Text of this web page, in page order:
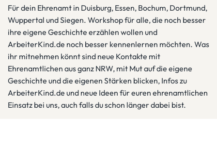
Für dein Ehrenamt in Duisburg, Essen, Bochum, Dortmund,
Wuppertal und Siegen. Workshop für alle, die noch besser
ihre eigene Geschichte erzählen wollen und
ArbeiterKind.de noch besser kennenlernen möchten. Was
ihr mitnehmen könnt sind neue Kontakte mit
Ehrenamtlichen aus ganz NRW, mit Mut auf die eigene
Geschichte und die eigenen Stärken blicken, Infos zu
ArbeiterKind.de und neue Ideen für euren ehrenamtlichen
Einsatz bei uns, auch falls du schon länger dabei bist.